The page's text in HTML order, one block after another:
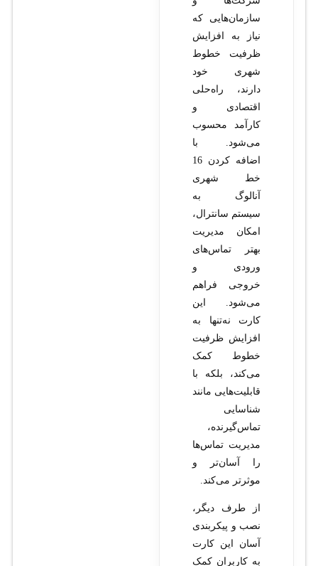
سازمان‌هایی که
نیاز به افزایش
ظرفیت خطوط
شهری خود
دارند، راه‌حلی
اقتصادی و
کارآمد محسوب
می‌شود. با
اضافه کردن 16
خط شهری
آنالوگ به
سیستم سانترال،
امکان مدیریت
بهتر تماس‌های
ورودی و
خروجی فراهم
می‌شود. این
کارت نه‌تنها به
افزایش ظرفیت
خطوط کمک
می‌کند، بلکه با
قابلیت‌هایی مانند
شناسایی
تماس‌گیرنده،
مدیریت تماس‌ها
را آسان‌تر و
موثرتر می‌کند.
از طرف دیگر،
نصب و پیکربندی
آسان این کارت
به کاربران کمک